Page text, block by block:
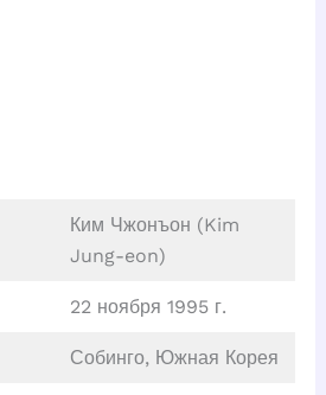
Ким Чжонъон (Kim
Jung-eon)
22 ноября 1995 г.
Собинго, Южная Корея